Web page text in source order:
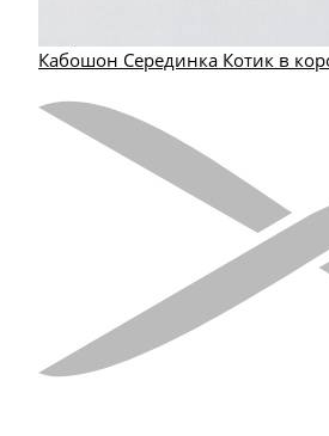
Кабошон Серединка Котик в